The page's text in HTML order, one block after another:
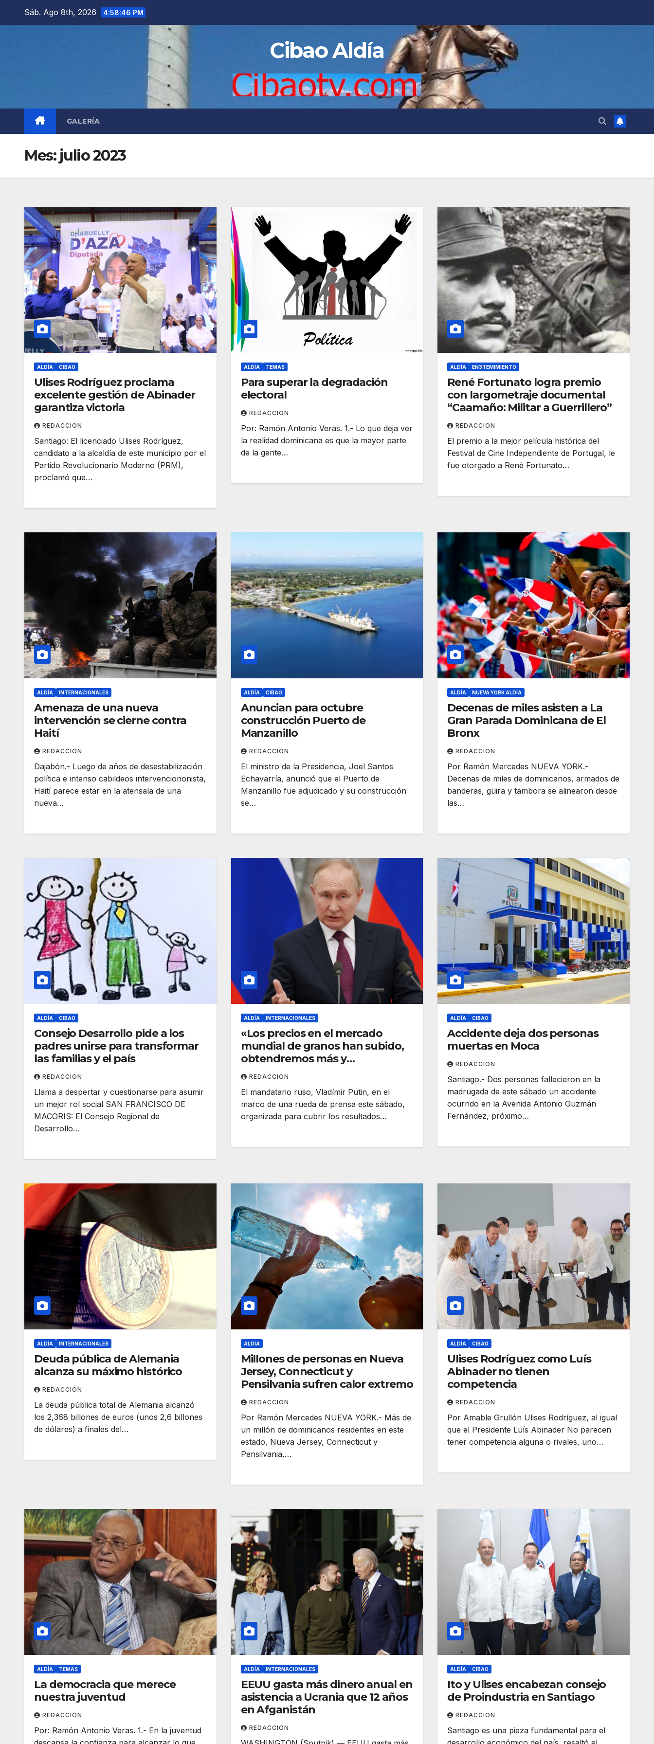
Sáb. Ago 8th, 2026 4:58:47 PM
Cibao Aldía
GALERÍA
Mes: julio 2023
ALDÍA CIBAO
Ulises Rodríguez proclama
excelente gestión de Abinader
garantiza victoria
REDACCION
Santiago: El licenciado Ulises Rodríguez,
candidato a la alcaldía de este municipio por el
Partido Revolucionario Moderno (PRM),
proclamó que…
ALDÍA TEMAS
Para superar la degradación
electoral
REDACCION
Por: Ramón Antonio Veras. 1.- Lo que deja ver
la realidad dominicana es que la mayor parte
de la gente…
ALDÍA EN3TEMIMIENTO
René Fortunato logra premio
con largometraje documental
“Caamaño: Militar a Guerrillero”
REDACCION
El premio a la mejor película histórica del
Festival de Cine Independiente de Portugal, le
fue otorgado a René Fortunato…
ALDÍA INTERNACIONALES
Amenaza de una nueva
intervención se cierne contra
Haití
REDACCION
Dajabón.- Luego de años de desestabilización
política e intenso cabildeos intervenciononista,
Haití parece estar en la atensala de una
nueva…
ALDÍA CIBAO
Anuncian para octubre
construcción Puerto de
Manzanillo
REDACCION
El ministro de la Presidencia, Joel Santos
Echavarría, anunció que el Puerto de
Manzanillo fue adjudicado y su construcción
se…
ALDÍA NUEVA YORK ALDÍA
Decenas de miles asisten a La
Gran Parada Dominicana de El
Bronx
REDACCION
Por Ramón Mercedes NUEVA YORK.-
Decenas de miles de dominicanos, armados de
banderas, güira y tambora se alinearon desde
las…
ALDÍA CIBAO
Consejo Desarrollo pide a los
padres unirse para transformar
las familias y el país
REDACCION
Llama a despertar y cuestionarse para asumir
un mejor rol social SAN FRANCISCO DE
MACORIS: El Consejo Regional de
Desarrollo…
ALDÍA INTERNACIONALES
«Los precios en el mercado
mundial de granos han subido,
obtendremos más y
compartiremos los ingresos con
los países más pobres»
REDACCION
El mandatario ruso, Vladímir Putin, en el
marco de una rueda de prensa este sábado,
organizada para cubrir los resultados…
ALDÍA CIBAO
Accidente deja dos personas
muertas en Moca
REDACCION
Santiago.- Dos personas fallecieron en la
madrugada de este sábado un accidente
ocurrido en la Avenida Antonio Guzmán
Fernández, próximo…
ALDÍA INTERNACIONALES
Deuda pública de Alemania
alcanza su máximo histórico
REDACCION
La deuda pública total de Alemania alcanzó
los 2,368 billones de euros (unos 2,6 billones
de dólares) a finales del…
ALDÍA
Millones de personas en Nueva
Jersey, Connecticut y
Pensilvania sufren calor extremo
REDACCION
Por Ramón Mercedes NUEVA YORK.- Más de
un millón de dominicanos residentes en este
estado, Nueva Jersey, Connecticut y
Pensilvania,…
ALDÍA CIBAO
Ulises Rodríguez como Luís
Abinader no tienen
competencia
REDACCION
Por Amable Grullón Ulises Rodríguez, al igual
que el Presidente Luís Abinader No parecen
tener competencia alguna o rivales, uno…
ALDÍA TEMAS
La democracia que merece
nuestra juventud
REDACCION
Por: Ramón Antonio Veras. 1.- En la juventud
ALDÍA INTERNACIONALES
EEUU gasta más dinero anual en
asistencia a Ucrania que 12 años
en Afganistán
REDACCION
ALDÍA CIBAO
Ito y Ulises encabezan consejo
de Proindustria en Santiago
REDACCION
Santiago es una pieza fundamental para el